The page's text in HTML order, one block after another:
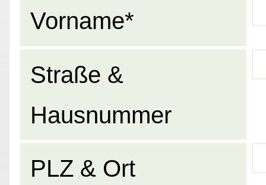
Vorname*
Straße &
Hausnummer
PLZ & Ort